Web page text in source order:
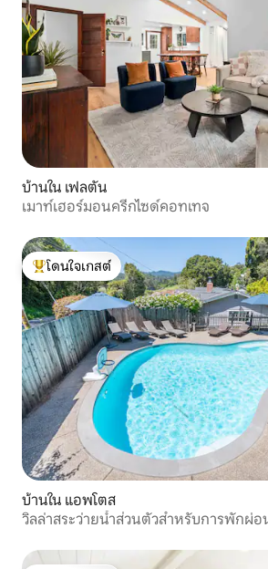
บ้านใน เฟลตัน
เมาท์เฮอร์มอนครีกไซด์คอทเทจ
โดนใจเกสต์ที่สุด
โดนใจเกสต์
บ้านใน แอพโตส
วิลล่าสระว่ายน้ำส่วนตัวสำหรับการพักผ่